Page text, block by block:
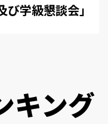
学級懇談会」
キング